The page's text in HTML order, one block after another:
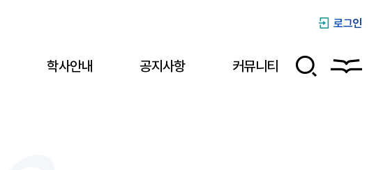
로그인
학사안내 공지사항 커뮤니티